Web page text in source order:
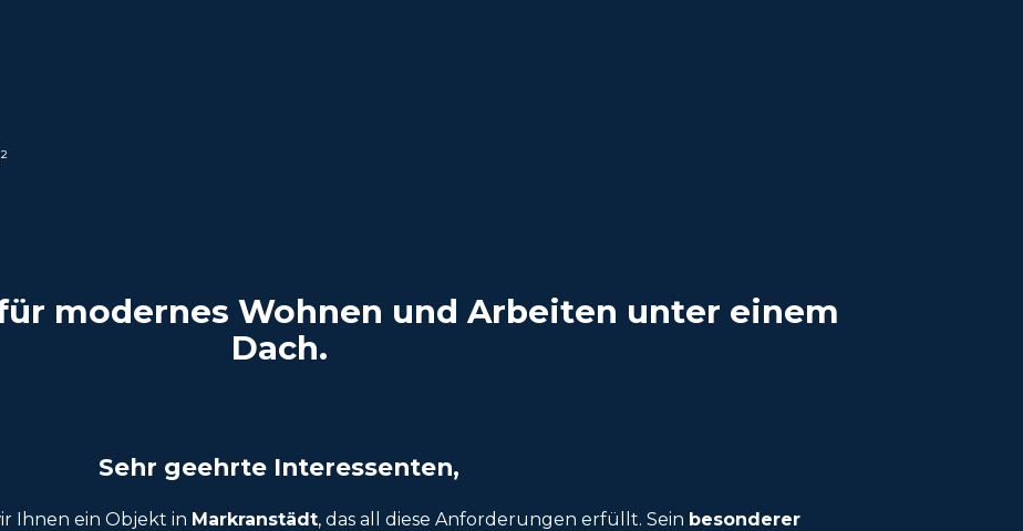
modernes Wohnen und Arbeiten unter einem
Dach.
Sehr geehrte Interessenten,
Ihnen ein Objekt in Markranstädt, das all diese Anforderungen erfüllt. Sein besonderer